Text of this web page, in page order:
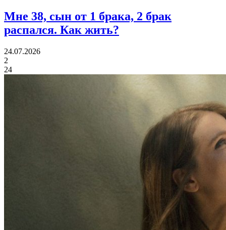
Мне 38, сын от 1 брака, 2 брак
распался. Как жить?
24.07.2026
2
24